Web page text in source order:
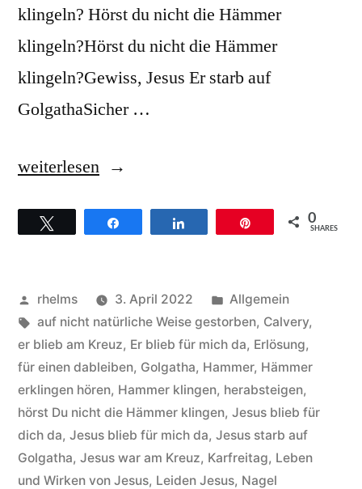
klingeln? Hörst du nicht die Hämmer
klingeln?Hörst du nicht die Hämmer
klingeln?Gewiss, Jesus Er starb auf
GolgathaSicher …
„Richard
–
zum
Titel
Calvery“
weiterlesen
0
SHARES
Veröffentlicht
von
rhelms 3. April 2022
Veröffentlicht
unter
Allgemein
Schlagwörter:
auf nicht natürliche Weise gestorben, Calvery,
er blieb am Kreuz, Er blieb für mich da, Erlösung,
für einen dableiben, Golgatha, Hammer, Hämmer
erklingen hören, Hammer klingen, herabsteigen,
hörst Du nicht die Hämmer klingen, Jesus blieb für
dich da, Jesus blieb für mich da, Jesus starb auf
Golgatha, Jesus war am Kreuz, Karfreitag, Leben
und Wirken von Jesus, Leiden Jesus, Nagel